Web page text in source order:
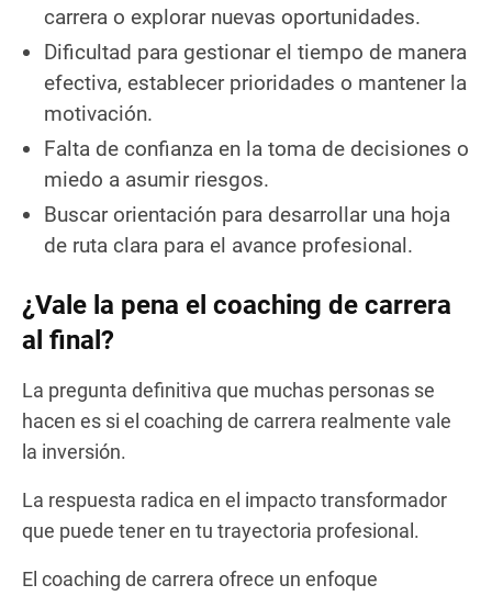
carrera o explorar nuevas oportunidades.
Dificultad para gestionar el tiempo de manera
efectiva, establecer prioridades o mantener la
motivación.
Falta de confianza en la toma de decisiones o
miedo a asumir riesgos.
Buscar orientación para desarrollar una hoja
de ruta clara para el avance profesional.
¿Vale la pena el coaching de carrera
al final?
La pregunta definitiva que muchas personas se
hacen es si el coaching de carrera realmente vale
la inversión.
La respuesta radica en el impacto transformador
que puede tener en tu trayectoria profesional.
El coaching de carrera ofrece un enfoque